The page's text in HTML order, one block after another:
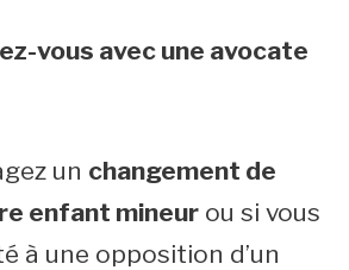
vous avec une avocate
un changement de
enfant mineur ou si vous
à une opposition d’un